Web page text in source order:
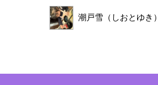
潮戸雪（しおとゆき）